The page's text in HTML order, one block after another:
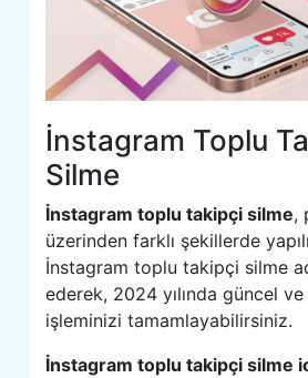
İnstagram Toplu
Silme
İnstagram toplu takipçi silme,
üzerinden farklı şekillerde
İnstagram toplu takipçi silme
ederek, 2024 yılında güncel
işleminizi tamamlayabilirsiniz.
İnstagram toplu takipçi silme